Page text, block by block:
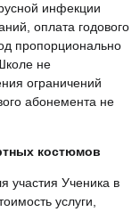
инфекции
оплата годового
пропорционально
не
ограничений
абонемента не
костюмов
участия Ученика в
услуги,